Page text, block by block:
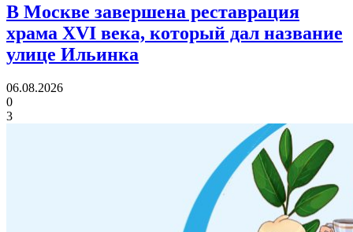
В Москве завершена реставрация
храма XVI века, который дал название
улице Ильинка
06.08.2026
0
3